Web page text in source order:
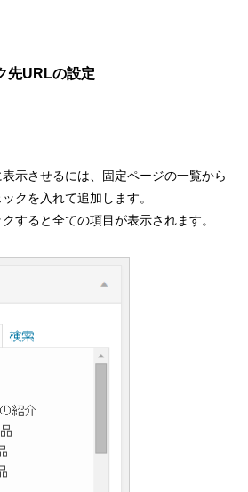
先URLの設定
示させるには、固定ページの一覧から
クを入れて追加します。
すると全ての項目が表示されます。